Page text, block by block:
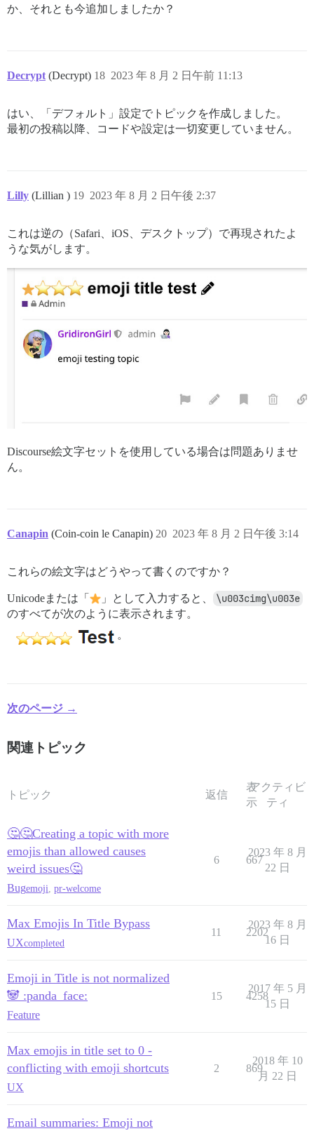
か、それとも今追加しましたか？
Decrypt (Decrypt) 2023 年 8 月 2 日午前 11:13
18
はい、「デフォルト」設定でトピックを作成しました。
最初の投稿以降、コードや設定は一切変更していません。
Lilly (Lillian ) 2023 年 8 月 2 日午後 2:37
19
これは逆の（Safari、iOS、デスクトップ）で再現されたよ
うな気がします。
Discourse絵文字セットを使用している場合は問題ありませ
ん。
Canapin (Coin-coin le Canapin) 2023 年 8 月 2 日午後 3:14
20
これらの絵文字はどうやって書くのですか？
Unicodeまたは「 」として入力すると、 \u003cimg\u003e
のすべてが次のように表示されます。
。
次のページ →
関連トピック
トピック 返信
表
示
アクティビ
ティ
🤔🤔Creating a topic with more
emojis than allowed causes
weird issues🤔
Bugemoji pr-welcome
6 667
2023 年 8 月
22 日
Max Emojis In Title Bypass
UXcompleted
11 2202
2023 年 8 月
16 日
Emoji in Title is not normalized
🐼 :panda_face:
Feature
15 4258
2017 年 5 月
15 日
Max emojis in title set to 0 -
conflicting with emoji shortcuts
UX
2 869
2018 年 10
月 22 日
Email summaries: Emoji not